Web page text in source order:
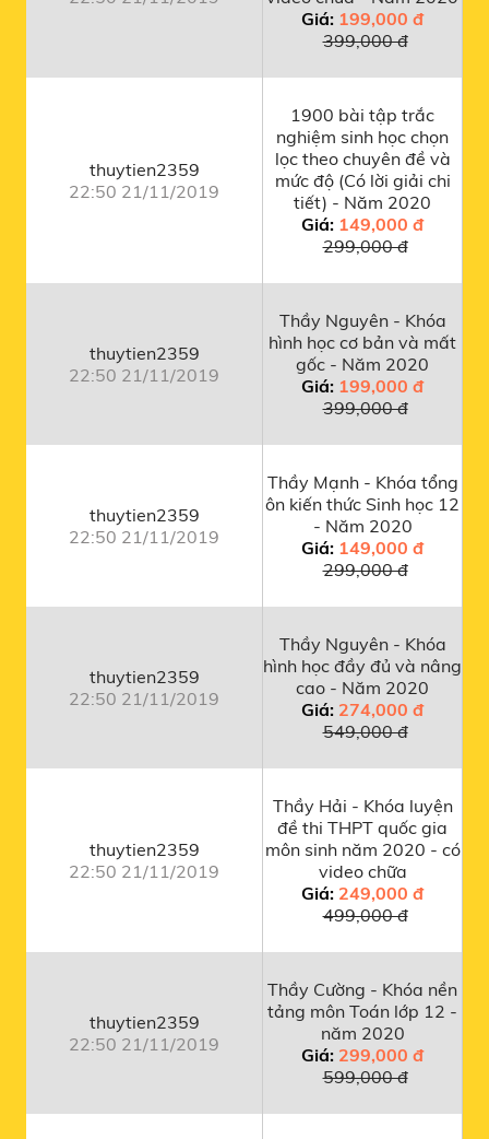
Giá: 199,000 đ
399,000 đ
thuytien2359
22:50 21/11/2019
1900 bài tập trắc
nghiệm sinh học chọn
lọc theo chuyên đề và
mức độ (Có lời giải chi
tiết) - Năm 2020
Giá: 149,000 đ
299,000 đ
thuytien2359
22:50 21/11/2019
Thầy Nguyên - Khóa
hình học cơ bản và mất
gốc - Năm 2020
Giá: 199,000 đ
399,000 đ
thuytien2359
22:50 21/11/2019
Thầy Mạnh - Khóa tổng
ôn kiến thức Sinh học 12
- Năm 2020
Giá: 149,000 đ
299,000 đ
thuytien2359
22:50 21/11/2019
Thầy Nguyên - Khóa
hình học đầy đủ và nâng
cao - Năm 2020
Giá: 274,000 đ
549,000 đ
thuytien2359
22:50 21/11/2019
Thầy Hải - Khóa luyện
đề thi THPT quốc gia
môn sinh năm 2020 - có
video chữa
Giá: 249,000 đ
499,000 đ
thuytien2359
22:50 21/11/2019
Thầy Cường - Khóa nền
tảng môn Toán lớp 12 -
năm 2020
Giá: 299,000 đ
599,000 đ